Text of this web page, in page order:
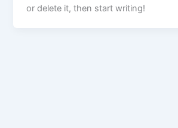
or delete it, then start writing!